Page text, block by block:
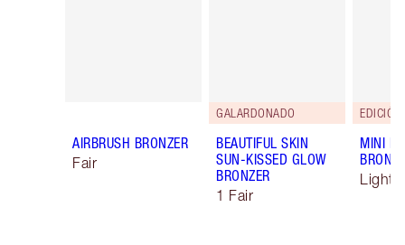
AIRBRUSH BRONZER
Fair
GALARDONADO
BEAUTIFUL SKIN
SUN-KISSED GLOW
BRONZER
1 Fair
MINI
Light